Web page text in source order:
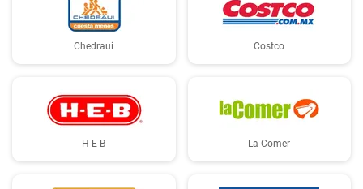
Chedraui Costco
H-E-B La Comer